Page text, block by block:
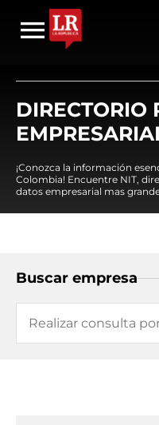
DIRECTORIO
¡Conozca la información
Colombia! Encuentre NIT,
datos empresarial mas
Buscar empresa